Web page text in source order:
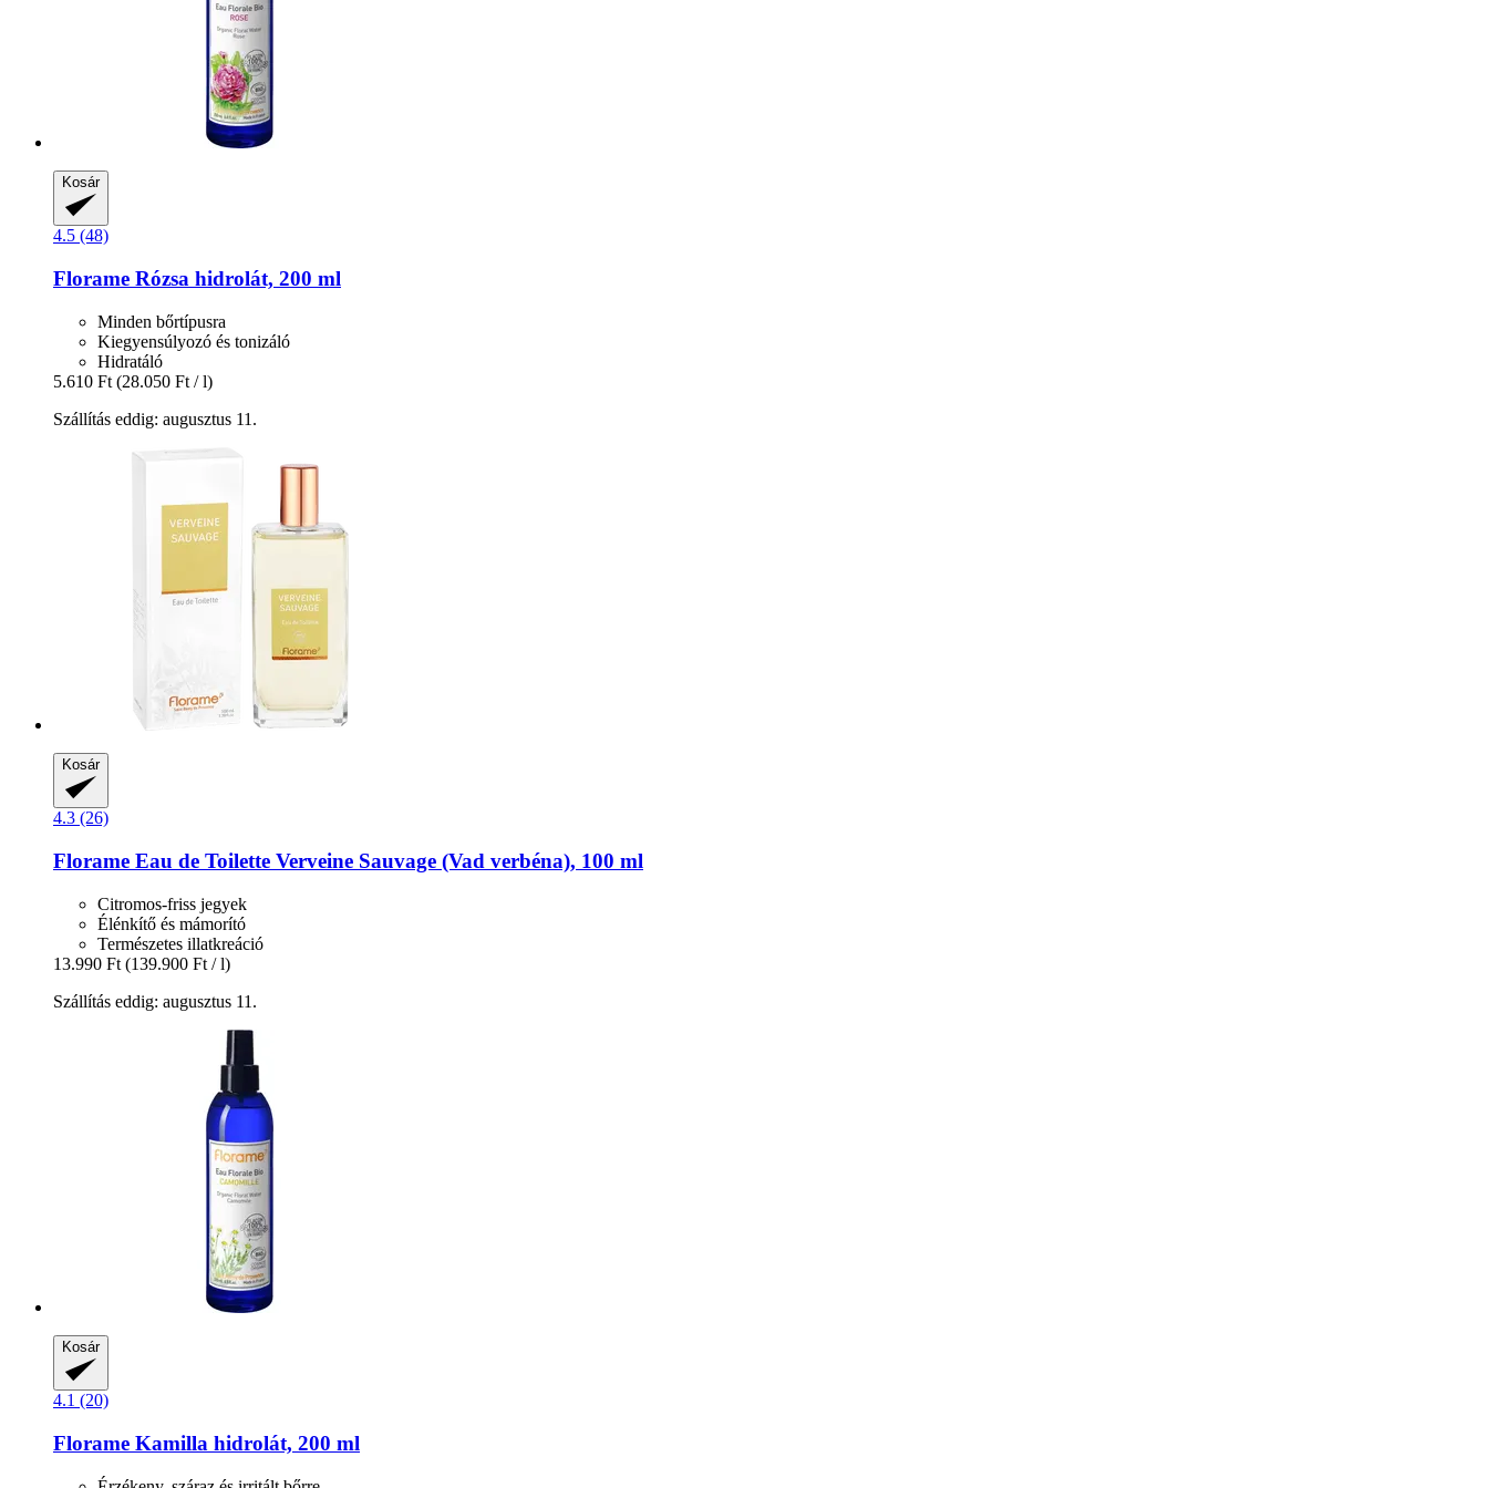
Kosár
4.5 (48)
Florame Rózsa hidrolát, 200 ml
Minden bőrtípusra
Kiegyensúlyozó és tonizáló
Hidratáló
5.610 Ft (28.050 Ft / l)
Szállítás eddig: augusztus 11.
Kosár
4.3 (26)
Florame Eau de Toilette Verveine Sauvage (Vad verbéna), 100 ml
Citromos-friss jegyek
Élénkítő és mámorító
Természetes illatkreáció
13.990 Ft (139.900 Ft / l)
Szállítás eddig: augusztus 11.
Kosár
4.1 (20)
Florame Kamilla hidrolát, 200 ml